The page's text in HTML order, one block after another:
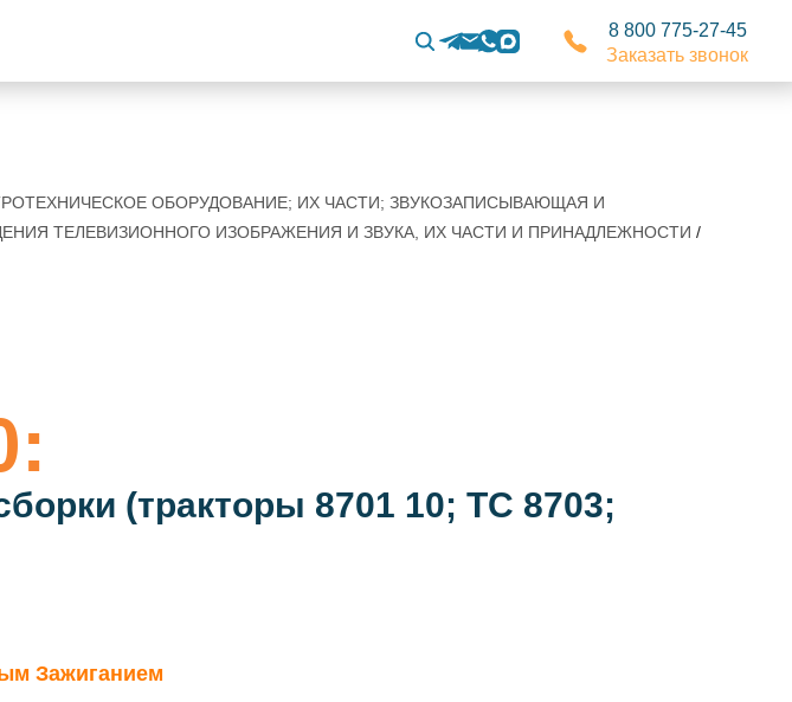
8 800 775-27-45
Заказать звонок
ОБОРУДОВАНИЕ; ИХ ЧАСТИ; ЗВУКОЗАПИСЫВАЮЩАЯ И
ТЕЛЕВИЗИОННОГО ИЗОБРАЖЕНИЯ И ЗВУКА, ИХ ЧАСТИ И ПРИНАДЛЕЖНОСТИ /
(тракторы 8701 10; ТС 8703;
Зажиганием